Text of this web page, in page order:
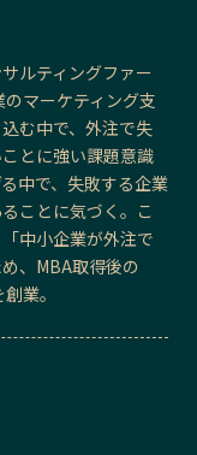
ルティングファー
マーケティング支
む中で、外注で失
とに強い課題意識
中で、失敗する企業
ことに気づく。こ
中小企業が外注で
、MBA取得後の
業。